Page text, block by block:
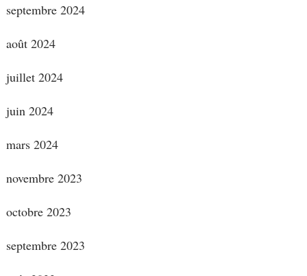
septembre 2024
août 2024
juillet 2024
juin 2024
mars 2024
novembre 2023
octobre 2023
septembre 2023